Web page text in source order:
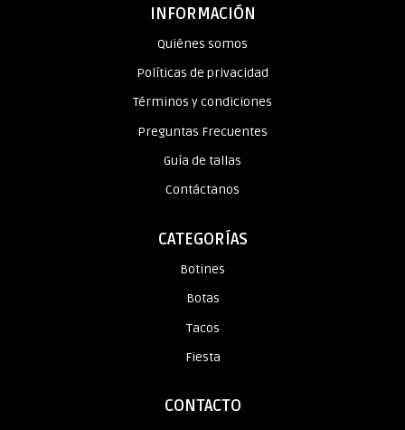
INFORMACIÓN
Quiénes somos
Políticas de privacidad
Términos y condiciones
Preguntas Frecuentes
Guía de tallas
Contáctanos
CATEGORÍAS
Botines
Botas
Tacos
Fiesta
CONTACTO